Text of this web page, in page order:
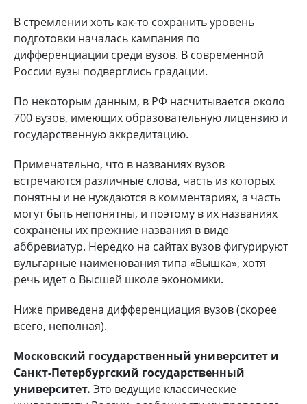
В стремлении хоть как-то сохранить уровень
подготовки началась кампания по
дифференциации среди вузов. В современной
России вузы подверглись градации.
По некоторым данным, в РФ насчитывается около
700 вузов, имеющих образовательную лицензию и
государственную аккредитацию.
Примечательно, что в названиях вузов
встречаются различные слова, часть из которых
понятны и не нуждаются в комментариях, а часть
могут быть непонятны, и поэтому в их названиях
сохранены их прежние названия в виде
аббревиатур. Нередко на сайтах вузов фигурируют
вульгарные наименования типа «Вышка», хотя
речь идет о Высшей школе экономики.
Ниже приведена дифференциация вузов (скорее
всего, неполная).
Московский государственный университет и
Санкт-Петербургский государственный
университет. Это ведущие классические